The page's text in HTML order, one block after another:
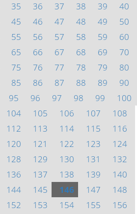
35 36 37 38 39
40
45 46 47 48 49
50
55 56 57 58 59
60
65 66 67 68 69
70
75 76 77 78 79
80
85 86 87 88 89
90
95 96 97 98 99
100
104 105 106 107
108
112 113 114 115
116
120 121 122 123
124
128 129 130 131
132
136 137 138 139
140
144 145 146 147
148
152 153 154 155
156